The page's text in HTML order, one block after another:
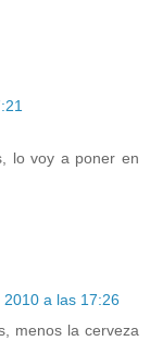
lo voy a poner en
a las 17:26
menos la cerveza